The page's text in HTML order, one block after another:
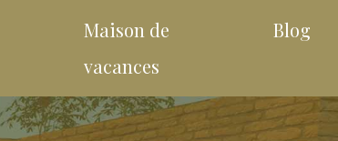
Maison de
vacances
Blog